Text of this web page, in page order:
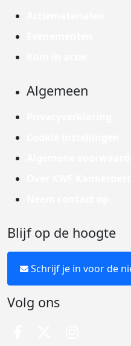
Algemeen
Blijf op de hoogte
Schrijf je in voor de
Volg ons